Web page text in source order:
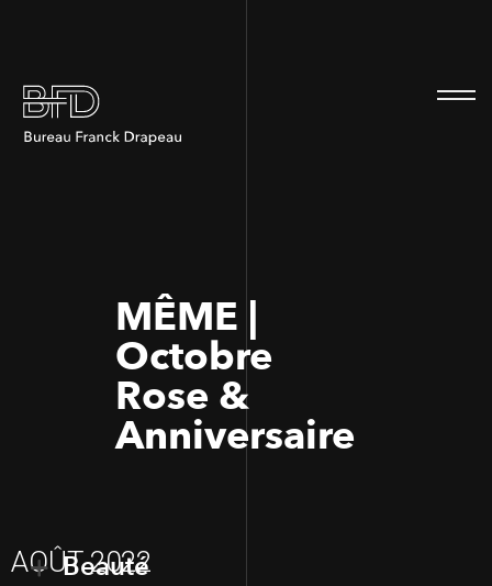
MÊME |
Octobre
Rose &
Anniversaire
AOÛT 2022
Beauté